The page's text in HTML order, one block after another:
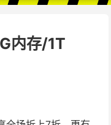
内存/1T